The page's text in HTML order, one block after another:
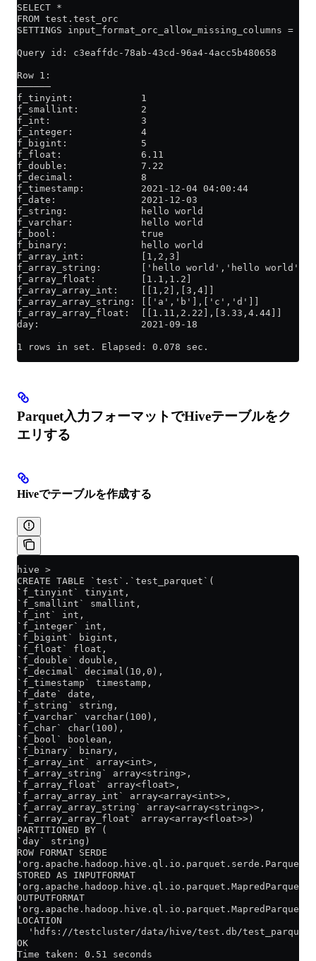
SELECT *
FROM test.test_orc
SETTINGS input_format_orc_allow_missing_columns = 1
Query id: c3eaffdc-78ab-43cd-96a4-4acc5b480658
Row 1:
──────
f_tinyint:            1
f_smallint:           2
f_int:                3
f_integer:            4
f_bigint:             5
f_float:              6.11
f_double:             7.22
f_decimal:            8
f_timestamp:          2021-12-04 04:00:44
f_date:               2021-12-03
f_string:             hello world
f_varchar:            hello world
f_bool:               true
f_binary:             hello world
f_array_int:          [1,2,3]
f_array_string:       ['hello world','hello world']
f_array_float:        [1.1,1.2]
f_array_array_int:    [[1,2],[3,4]]
f_array_array_string: [['a','b'],['c','d']]
f_array_array_float:  [[1.11,2.22],[3.33,4.44]]
day:                  2021-09-18
1 rows in set. Elapsed: 0.078 sec.
Parquet入力フォーマットでHiveテーブルをク
エリする
Hiveでテーブルを作成する
hive >
CREATE TABLE `test`.`test_parquet`(
`f_tinyint` tinyint,
`f_smallint` smallint,
`f_int` int,
`f_integer` int,
`f_bigint` bigint,
`f_float` float,
`f_double` double,
`f_decimal` decimal(10,0),
`f_timestamp` timestamp,
`f_date` date,
`f_string` string,
`f_varchar` varchar(100),
`f_char` char(100),
`f_bool` boolean,
`f_binary` binary,
`f_array_int` array<int>,
`f_array_string` array<string>,
`f_array_float` array<float>,
`f_array_array_int` array<array<int>>,
`f_array_array_string` array<array<string>>,
`f_array_array_float` array<array<float>>)
PARTITIONED BY (
`day` string)
ROW FORMAT SERDE
STORED AS INPUTFORMAT
OUTPUTFORMAT
LOCATION
  'hdfs://testcluster/data/hive/test.db/test_parquet'
OK
Time taken: 0.51 seconds